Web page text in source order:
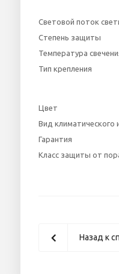
Световой поток
Степень защиты
Температура
Тип крепления
Цвет
Вид климатического
Гарантия
Класс защиты от
Назад к